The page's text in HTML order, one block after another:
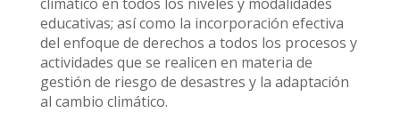
educativas; así como la incorporación efectiva
del enfoque de derechos a todos los procesos y
actividades que se realicen en materia de
gestión de riesgo de desastres y la adaptación
al cambio climático.